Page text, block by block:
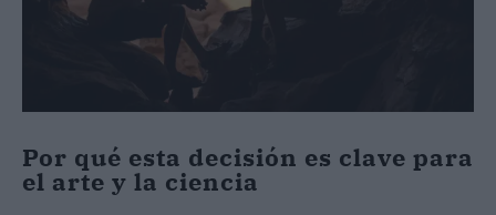
Por qué esta decisión es clave para
el arte y la ciencia